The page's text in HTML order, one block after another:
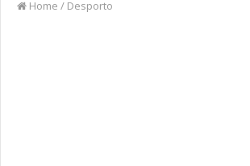
Home / Desporto